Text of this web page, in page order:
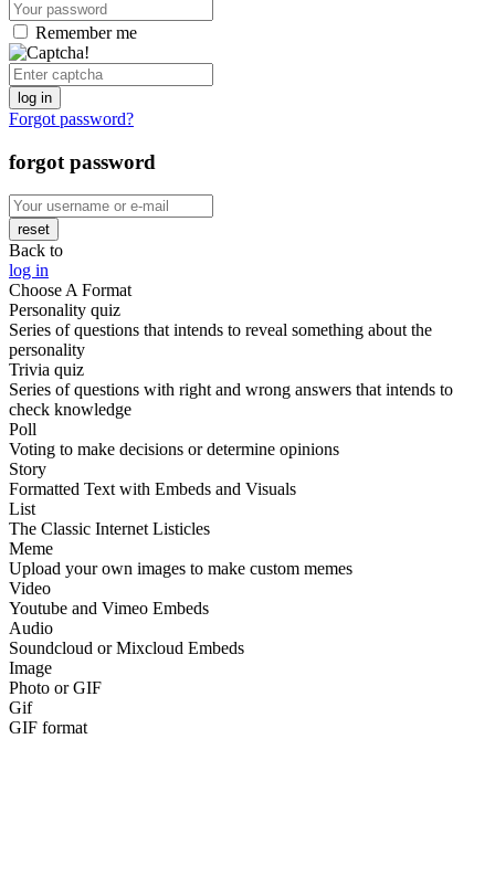
Remember me
log in
Forgot password?
forgot password
reset
Back to
log in
Choose A Format
Personality quiz
Series of questions that intends to reveal something about the
personality
Trivia quiz
Series of questions with right and wrong answers that intends to
check knowledge
Poll
Voting to make decisions or determine opinions
Story
Formatted Text with Embeds and Visuals
List
The Classic Internet Listicles
Meme
Upload your own images to make custom memes
Video
Youtube and Vimeo Embeds
Audio
Soundcloud or Mixcloud Embeds
Image
Photo or GIF
Gif
GIF format